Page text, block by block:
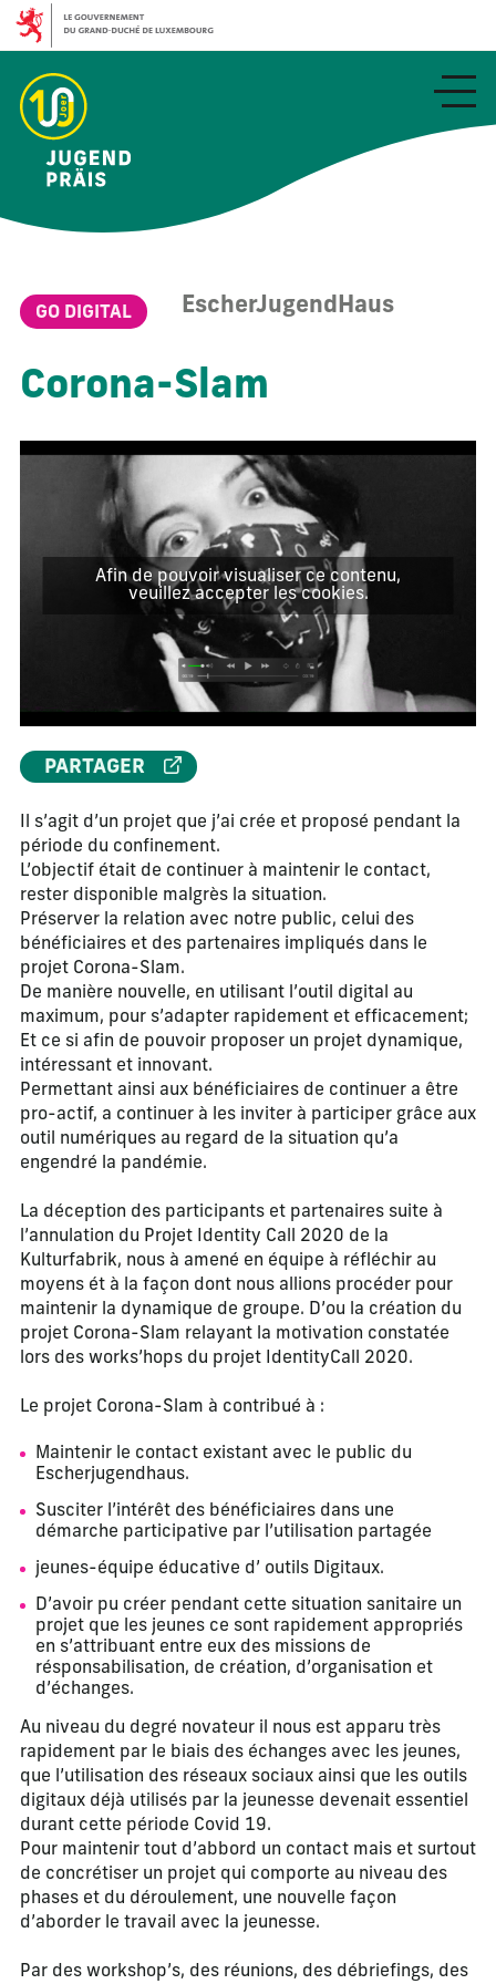
GO DIGITAL EscherJugendHaus
Corona-Slam
Afin de pouvoir visualiser ce contenu,
veuillez accepter les cookies.
Il s’agit d’un projet que j’ai crée et proposé pendant la
période du confinement.
L’objectif était de continuer à maintenir le contact,
rester disponible malgrès la situation.
Préserver la relation avec notre public, celui des
bénéficiaires et des partenaires impliqués dans le
projet Corona-Slam.
De manière nouvelle, en utilisant l’outil digital au
maximum, pour s’adapter rapidement et efficacement;
Et ce si afin de pouvoir proposer un projet dynamique,
intéressant et innovant.
Permettant ainsi aux bénéficiaires de continuer a être
pro-actif, a continuer à les inviter à participer grâce aux
outil numériques au regard de la situation qu’a
engendré la pandémie.
La déception des participants et partenaires suite à
l’annulation du Projet Identity Call 2020 de la
Kulturfabrik, nous à amené en équipe à réfléchir au
moyens ét à la façon dont nous allions procéder pour
maintenir la dynamique de groupe. D’ou la création du
projet Corona-Slam relayant la motivation constatée
lors des works’hops du projet IdentityCall 2020.
Le projet Corona-Slam à contribué à :
Maintenir le contact existant avec le public du
Escherjugendhaus.
Susciter l’intérêt des bénéficiaires dans une
démarche participative par l’utilisation partagée
jeunes-équipe éducative d’ outils Digitaux.
D’avoir pu créer pendant cette situation sanitaire un
projet que les jeunes ce sont rapidement appropriés
en s’attribuant entre eux des missions de
résponsabilisation, de création, d’organisation et
d’échanges.
Au niveau du degré novateur il nous est apparu très
rapidement par le biais des échanges avec les jeunes,
que l’utilisation des réseaux sociaux ainsi que les outils
digitaux déjà utilisés par la jeunesse devenait essentiel
durant cette période Covid 19.
Pour maintenir tout d’abbord un contact mais et surtout
de concrétiser un projet qui comporte au niveau des
phases et du déroulement, une nouvelle façon
d’aborder le travail avec la jeunesse.
Par des workshop’s, des réunions, des débriefings, des
PARTAGER